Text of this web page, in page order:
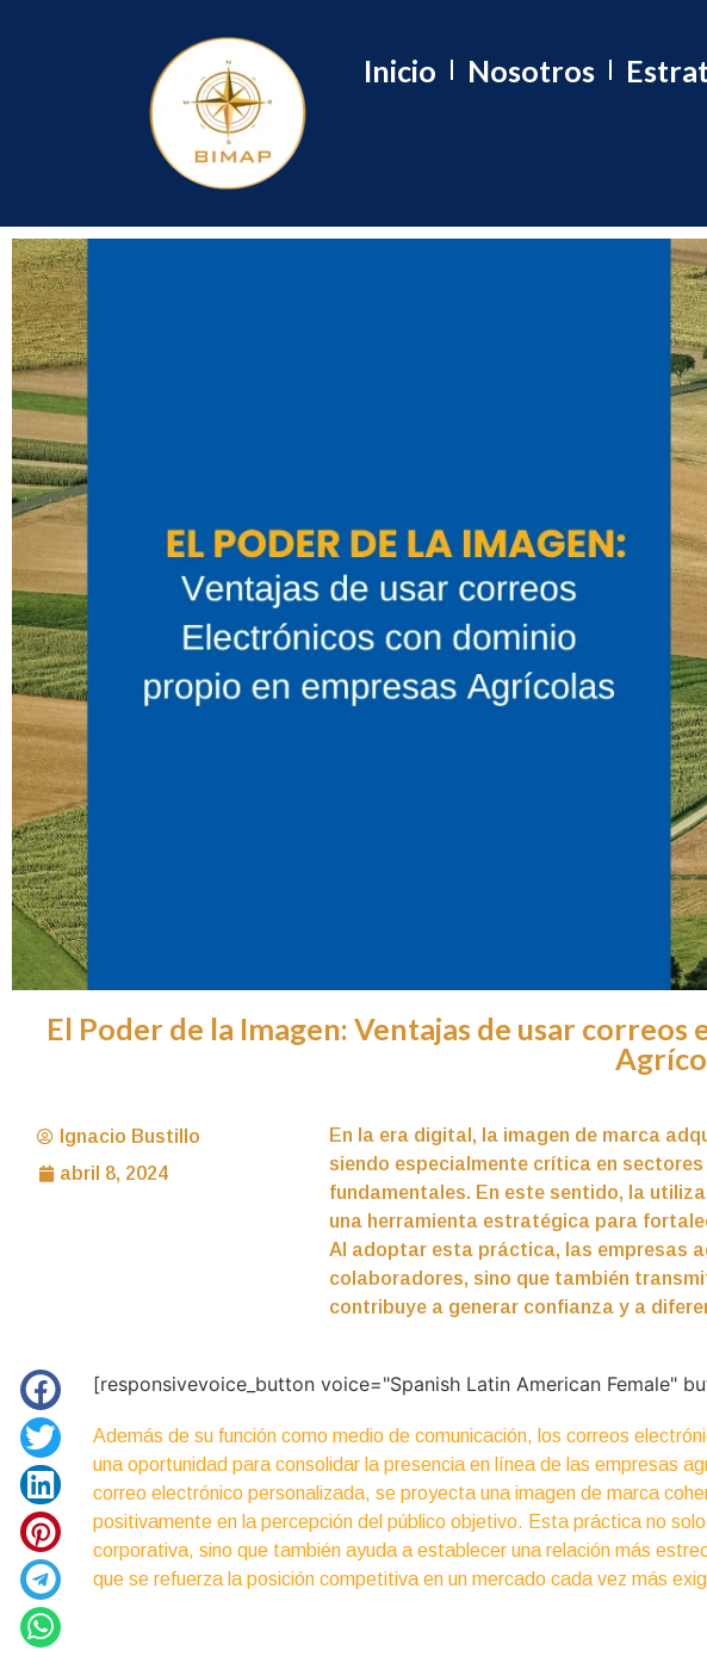
Inicio Nosotros
El Poder de la Imagen: Ventajas de usar
Ignacio Bustillo
abril 8, 2024
En la era digital, la imagen de marca
siendo especialmente crítica en
fundamentales. En este sentido, la
una herramienta estratégica para
Al adoptar esta práctica, las empresas
colaboradores, sino que también
contribuye a generar confianza y a
[responsivevoice_button voice="Spanish Latin American Female"
Además de su función como medio de comunicación, los correos
una oportunidad para consolidar la presencia en línea de las empresas
correo electrónico personalizada, se proyecta una imagen de marca
positivamente en la percepción del público objetivo. Esta práctica no
corporativa, sino que también ayuda a establecer una relación más
que se refuerza la posición competitiva en un mercado cada vez más